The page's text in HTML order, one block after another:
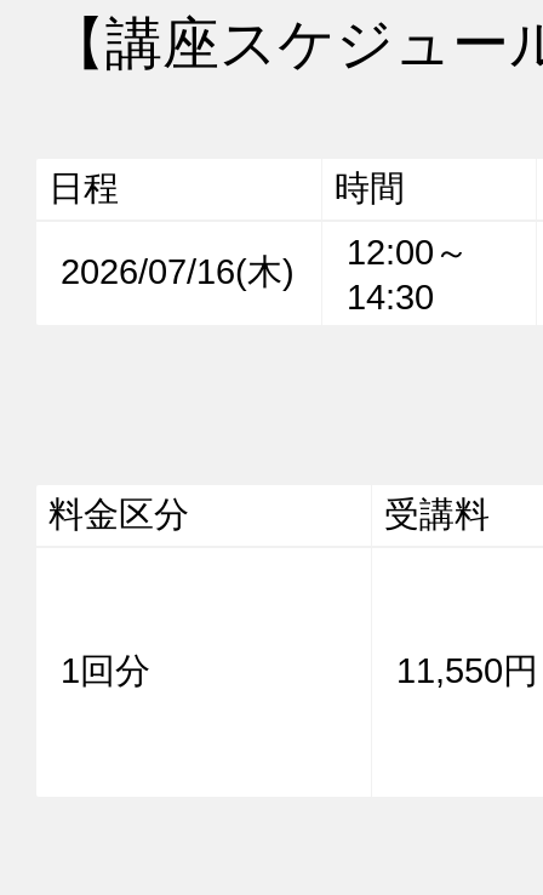
【講座スケジュー
日程 時間
2026/07/16(木)
12:00～
14:30
料金区分 受講料
1回分 11,550円